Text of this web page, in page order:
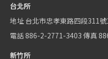
台北所
地址 台北市忠孝東路四段311
電話886-2-2771-3403 傳真
新竹所